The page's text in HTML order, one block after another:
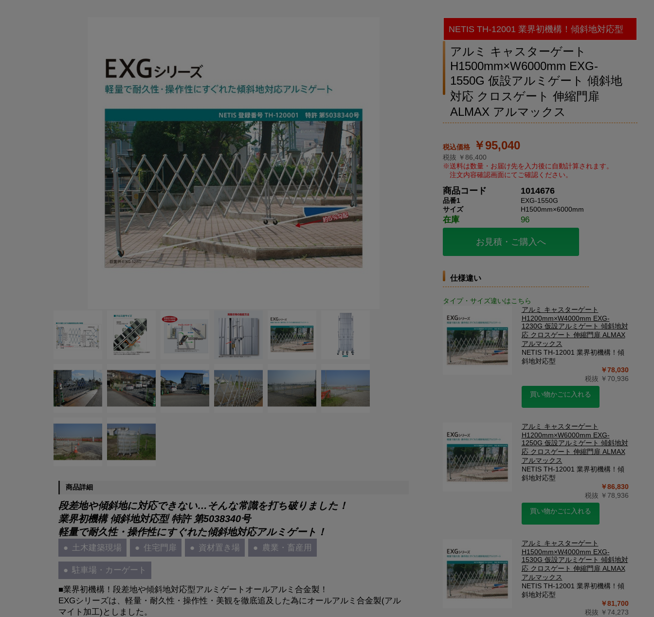
商品詳細
段差地や傾斜地に対応できない…そんな常識を打ち破りました！
業界初機構 傾斜地対応型 特許 第5038340号
軽量で耐久性・操作性にすぐれた傾斜地対応アルミゲート！
土木建築現場 住宅門扉 資材置き場 農業・畜産用
駐車場・カーゲート
■業界初機構！段差地や傾斜地対応型アルミゲートオールアルミ合金製！
EXGシリーズは、軽量・耐久性・操作性・美観を徹底追及した為にオールアルミ合金製(アル
マイト加工)としました。
NETIS TH-12001 業界初機構！傾斜地対応型
アルミ キャスターゲート
H1500mm×W6000mm EXG-
1550G 仮設アルミゲート 傾斜地
対応 クロスゲート 伸縮門扉
ALMAX アルマックス
￥95,040
税抜 ￥86,400
商品コード 1014676
品番1
EXG-1550G
サイズ
H1500mm×6000mm
在庫 96
お見積・ご購入へ
仕様違い
タイプ・サイズ違いはこちら
アルミ キャスターゲート
H1200mm×W4000mm EXG-
1230G 仮設アルミゲート 傾斜地対
応 クロスゲート 伸縮門扉 ALMAX
アルマックス
NETIS TH-12001 業界初機構！傾
斜地対応型
￥78,030
税抜 ￥70,936
買い物かごに入れる
アルミ キャスターゲート
H1200mm×W6000mm EXG-
1250G 仮設アルミゲート 傾斜地対
応 クロスゲート 伸縮門扉 ALMAX
アルマックス
NETIS TH-12001 業界初機構！傾
斜地対応型
￥86,830
税抜 ￥78,936
買い物かごに入れる
アルミ キャスターゲート
H1500mm×W4000mm EXG-
1530G 仮設アルミゲート 傾斜地対
応 クロスゲート 伸縮門扉 ALMAX
アルマックス
NETIS TH-12001 業界初機構！傾
斜地対応型
￥81,700
税抜 ￥74,273